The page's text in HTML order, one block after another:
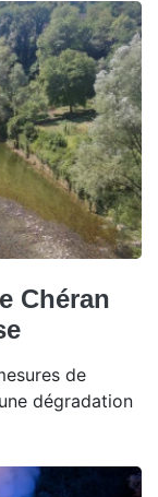
Chéran
de
dégradation